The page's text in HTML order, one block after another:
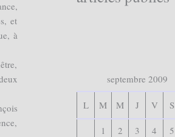
et
à
septembre 2009
L M M J V S
1 2 3 4 5